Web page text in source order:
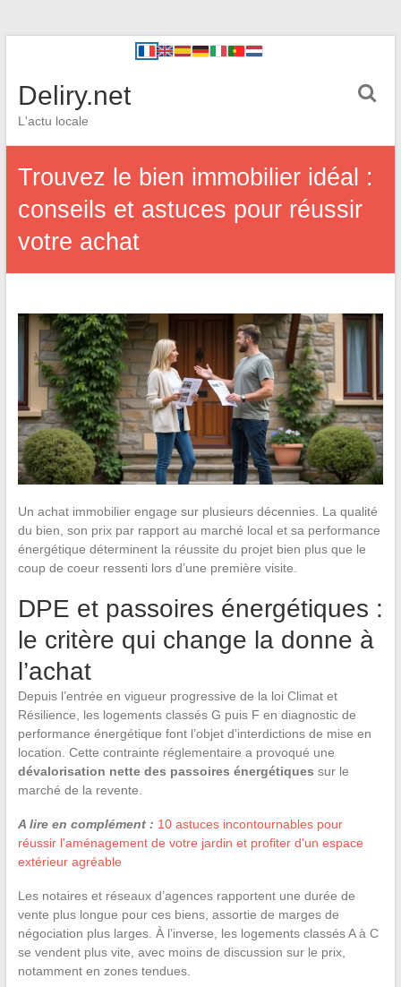
Deliry.net
L'actu locale
Trouvez le bien immobilier idéal :
conseils et astuces pour réussir
votre achat
Un achat immobilier engage sur plusieurs décennies. La qualité
du bien, son prix par rapport au marché local et sa performance
énergétique déterminent la réussite du projet bien plus que le
coup de coeur ressenti lors d’une première visite.
DPE et passoires énergétiques :
le critère qui change la donne à
l’achat
Depuis l’entrée en vigueur progressive de la loi Climat et
Résilience, les logements classés G puis F en diagnostic de
performance énergétique font l’objet d’interdictions de mise en
location. Cette contrainte réglementaire a provoqué une
dévalorisation nette des passoires énergétiques sur le
marché de la revente.
A lire en complément : 10 astuces incontournables pour
réussir l'aménagement de votre jardin et profiter d'un espace
extérieur agréable
Les notaires et réseaux d’agences rapportent une durée de
vente plus longue pour ces biens, assortie de marges de
négociation plus larges. À l’inverse, les logements classés A à C
se vendent plus vite, avec moins de discussion sur le prix,
notamment en zones tendues.